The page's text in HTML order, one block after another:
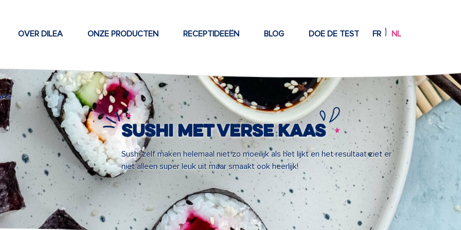
OVER DILEA ONZE PRODUCTEN RECEPTIDEEËN BLOG DOE DE TEST FR NL
Sushi met verse kaas
Sushi zelf maken helemaal niet zo moeilijk als het lijkt en het resultaat ziet er
niet alleen super leuk uit maar smaakt ook heerlijk!